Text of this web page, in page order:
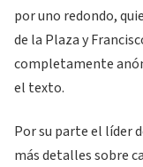
por uno redondo,
de la Plaza y
completamente
el texto.
Por su parte el líder
más detalles sobre